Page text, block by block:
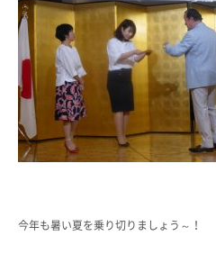
今年も暑い夏を乗り切りましょう～！